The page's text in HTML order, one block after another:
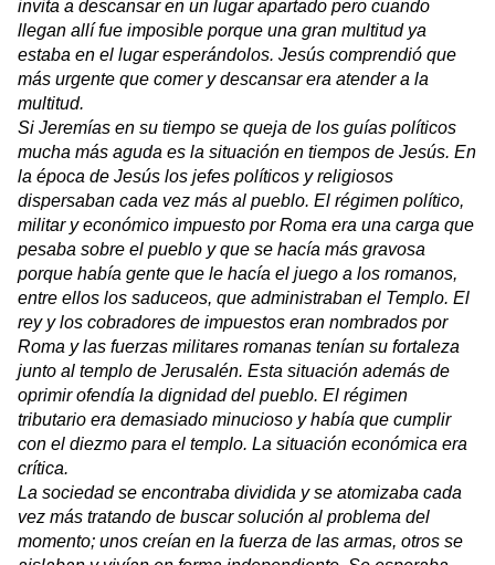
invita a descansar en un lugar apartado pero cuando
llegan allí fue imposible porque una gran multitud ya
estaba en el lugar esperándolos. Jesús comprendió que
más urgente que comer y descansar era atender a la
multitud.
Si Jeremías en su tiempo se queja de los guías políticos
mucha más aguda es la situación en tiempos de Jesús. En
la época de Jesús los jefes políticos y religiosos
dispersaban cada vez más al pueblo. El régimen político,
militar y económico impuesto por Roma era una carga que
pesaba sobre el pueblo y que se hacía más gravosa
porque había gente que le hacía el juego a los romanos,
entre ellos los saduceos, que administraban el Templo. El
rey y los cobradores de impuestos eran nombrados por
Roma y las fuerzas militares romanas tenían su fortaleza
junto al templo de Jerusalén. Esta situación además de
oprimir ofendía la dignidad del pueblo. El régimen
tributario era demasiado minucioso y había que cumplir
con el diezmo para el templo. La situación económica era
crítica.
La sociedad se encontraba dividida y se atomizaba cada
vez más tratando de buscar solución al problema del
momento; unos creían en la fuerza de las armas, otros se